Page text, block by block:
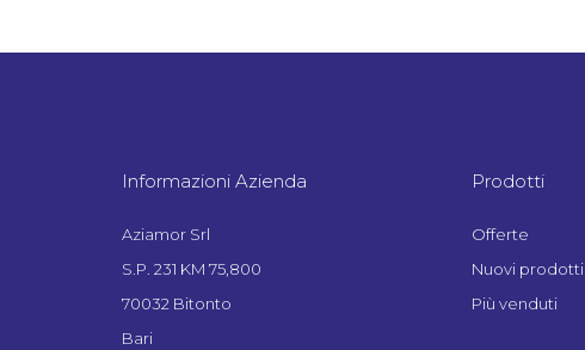
Informazioni Azienda
Aziamor Srl
S.P. 231 KM 75,800
70032 Bitonto
Bari
Prodotti
Offerte
Nuovi prodotti
Più venduti